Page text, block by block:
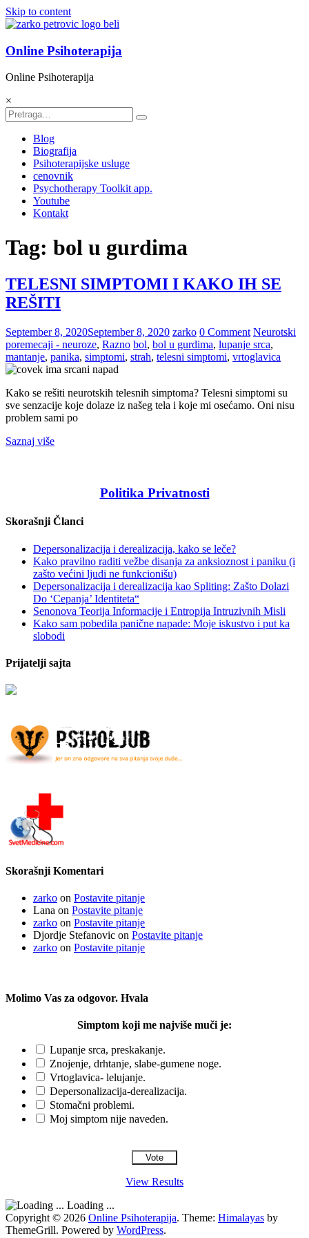
Skip to content
Online Psihoterapija
Online Psihoterapija
×
Blog
Biografija
Psihoterapijske usluge
cenovnik
Psychotherapy Toolkit app.
Youtube
Kontakt
Tag: bol u gurdima
TELESNI SIMPTOMI I KAKO IH SE
REŠITI
September 8, 2020September 8, 2020 zarko 0 Comment Neurotski
poremecaji - neuroze, Razno bol, bol u gurdima, lupanje srca,
mantanje, panika, simptomi, strah, telesni simptomi, vrtoglavica
Kako se rešiti neurotskih telesnih simptoma? Telesni simptomi su
sve senzacije koje dolaze iz našeg tela i koje mi osećamo. Oni nisu
problem sami po
Saznaj više
Politika Privatnosti
Skorašnji Članci
Depersonalizacija i derealizacija, kako se leče?
Kako pravilno raditi vežbe disanja za anksioznost i paniku (i
zašto većini ljudi ne funkcionišu)
Depersonalizacija i derealizacija kao Spliting: Zašto Dolazi
Do ‘Cepanja’ Identiteta“
Senonova Teorija Informacije i Entropija Intruzivnih Misli
Kako sam pobedila panične napade: Moje iskustvo i put ka
slobodi
Prijatelji sajta
Skorašnji Komentari
zarko on Postavite pitanje
Lana on Postavite pitanje
zarko on Postavite pitanje
Djordje Stefanovic on Postavite pitanje
zarko on Postavite pitanje
Molimo Vas za odgovor. Hvala
Simptom koji me najviše muči je:
Lupanje srca, preskakanje.
Znojenje, drhtanje, slabe-gumene noge.
Vrtoglavica- lelujanje.
Depersonalizacija-derealizacija.
Stomačni problemi.
Moj simptom nije naveden.
View Results
Loading ...
Copyright © 2026 Online Psihoterapija. Theme: Himalayas by
ThemeGrill. Powered by WordPress.